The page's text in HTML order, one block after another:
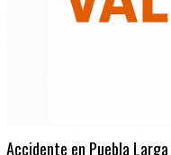
Accidente en Puebla